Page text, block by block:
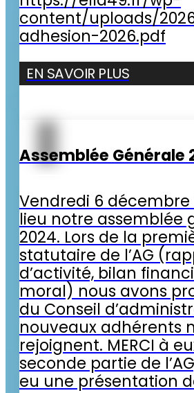
content/uploads/
adhesion-2026.pdf
EN SAVOIR PLUS
Assemblée Générale
Vendredi 6 décembre
lieu notre assemblée
2024. Lors de la
statutaire de l’AG
d’activité, bilan
moral) nous avons
du Conseil
nouveaux adhérents
rejoignent. MERCI à
seconde partie de
eu une présentation